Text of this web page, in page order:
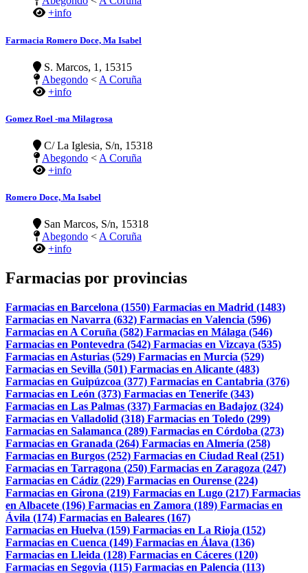
+info
Farmacia Romero Doce, Ma Isabel
S. Marcos, 1, 15315
Abegondo < A Coruña
+info
Gomez Roel -ma Milagrosa
C/ La Iglesia, S/n, 15318
Abegondo < A Coruña
+info
Romero Doce, Ma Isabel
San Marcos, S/n, 15318
Abegondo <A Coruña
+info
Farmacias por provincias
Farmacias en Barcelona (1550) Farmacias en Madrid (1483)
Farmacias en Navarra (632) Farmacias en Valencia (596)
Farmacias en A Coruña (582) Farmacias en Málaga (546)
Farmacias en Pontevedra (542) Farmacias en Vizcaya (535)
Farmacias en Asturias (529) Farmacias en Murcia (529)
Farmacias en Sevilla (501) Farmacias en Alicante (483)
Farmacias en Guipúzcoa (377) Farmacias en Cantabria (376)
Farmacias en León (373) Farmacias en Tenerife (343)
Farmacias en Las Palmas (337) Farmacias en Badajoz (324)
Farmacias en Valladolid (318) Farmacias en Toledo (299)
Farmacias en Salamanca (289) Farmacias en Córdoba (273)
Farmacias en Granada (264) Farmacias en Almería (258)
Farmacias en Burgos (252) Farmacias en Ciudad Real (251)
Farmacias en Tarragona (250) Farmacias en Zaragoza (247)
Farmacias en Cádiz (229) Farmacias en Ourense (224)
Farmacias en Girona (219) Farmacias en Lugo (217) Farmacias
en Albacete (196) Farmacias en Zamora (189) Farmacias en
Ávila (174) Farmacias en Baleares (167)
Farmacias en Huelva (159) Farmacias en La Rioja (152)
Farmacias en Cuenca (149) Farmacias en Álava (136)
Farmacias en Lleida (128) Farmacias en Cáceres (120)
Farmacias en Segovia (115) Farmacias en Palencia (113)